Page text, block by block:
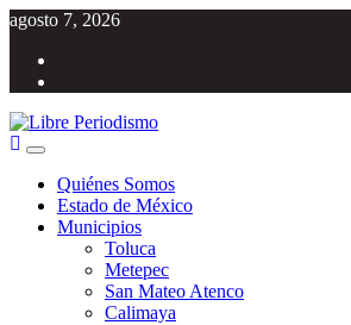
Saltar
contenido
agosto 7, 2026
Menú
principal
Quiénes Somos
Estado de México
Municipios
Toluca
Metepec
San Mateo Atenco
Calimaya